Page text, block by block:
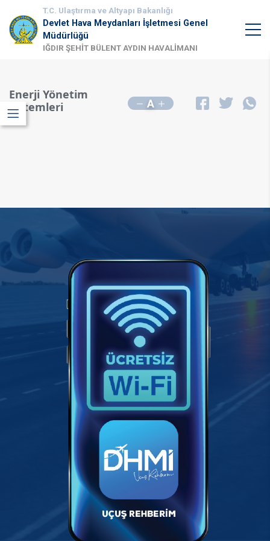
T.C. Ulaştırma ve Altyapı Bakanlığı
Devlet Hava Meydanları İşletmesi Genel
Müdürlüğü
IĞDIR ŞEHİT BÜLENT AYDIN HAVALİMANI
Enerji Yönetim
Sistemleri
A